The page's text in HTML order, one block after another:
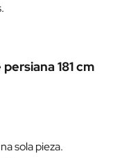
181 cm
sola pieza.